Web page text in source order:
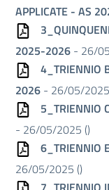
APPLICATE - AS
2025-2026 - 26/
4_TRIENNIO
2026 - 26/05/
5_TRIENNIO
- 26/05/2025 ()
6_TRIENNIO
26/05/2025 ()